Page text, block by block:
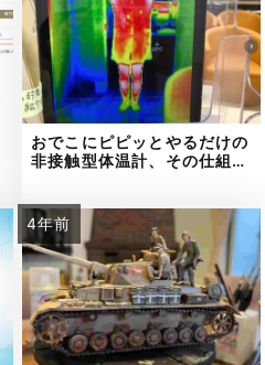
おでこにピピッとやるだけの
非接触型体温計、その仕組…
4年前